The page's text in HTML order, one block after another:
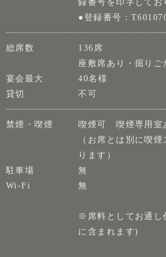
●登録番号：
総席数
136席
座敷席あり・掘りご
宴会最大
40名様
貸切
不可
禁煙・喫煙
喫煙可 喫煙専用室
（お席とは別に喫
ります）
駐車場
無
Wi-Fi
無
※席料としてお通し
に含まれます)